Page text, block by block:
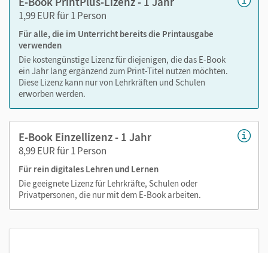
Lesezeichen hinzufügen
Zoomen
1,99 EUR für 1 Person
Für alle, die im Unterricht bereits die Printausgabe
verwenden
Die kostengünstige Lizenz für diejenigen, die das E-Book
ein Jahr lang ergänzend zum Print-Titel nutzen möchten.
Diese Lizenz kann nur von Lehrkräften und Schulen
erworben werden.
E-Book Einzellizenz - 1 Jahr
8,99 EUR für 1 Person
Für rein digitales Lehren und Lernen
Die geeignete Lizenz für Lehrkräfte, Schulen oder
Privatpersonen, die nur mit dem E-Book arbeiten.